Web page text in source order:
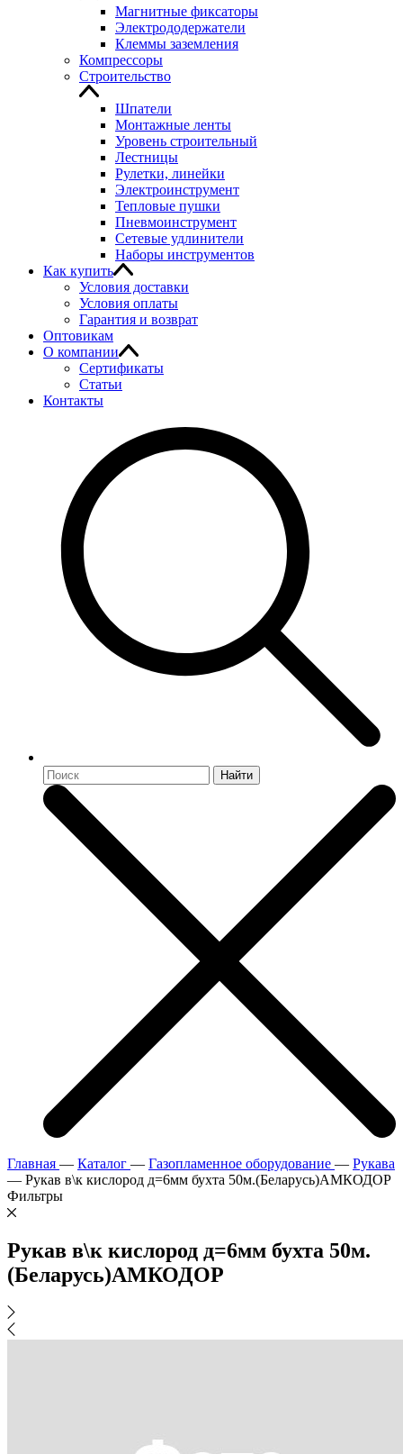
Магнитные фиксаторы
Электрододержатели
Клеммы заземления
Компрессоры
Строительство
Шпатели
Монтажные ленты
Уровень строительный
Лестницы
Рулетки, линейки
Электроинструмент
Тепловые пушки
Пневмоинструмент
Сетевые удлинители
Наборы инструментов
Как купить
Условия доставки
Условия оплаты
Гарантия и возврат
Оптовикам
О компании
Сертификаты
Статьи
Контакты
Найти
Главная — Каталог — Газопламенное оборудование — Рукава
— Рукав в\к кислород д=6мм бухта 50м.(Беларусь)АМКОДОР
Фильтры
Рукав в\к кислород д=6мм бухта 50м.
(Беларусь)АМКОДОР